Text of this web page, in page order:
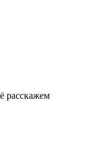
расскажем